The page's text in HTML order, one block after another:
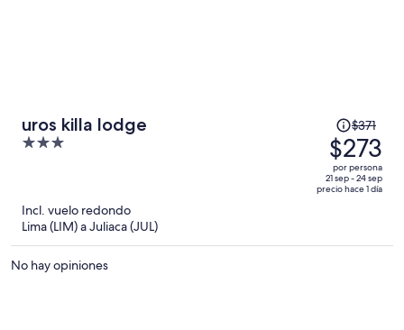
uros killa lodge
3
El
precio
era
de
$371
$371
$273
por persona
21 sep - 24 sep
precio hace 1 día
Incl. vuelo redondo
Lima (LIM) a Juliaca (JUL)
No hay opiniones